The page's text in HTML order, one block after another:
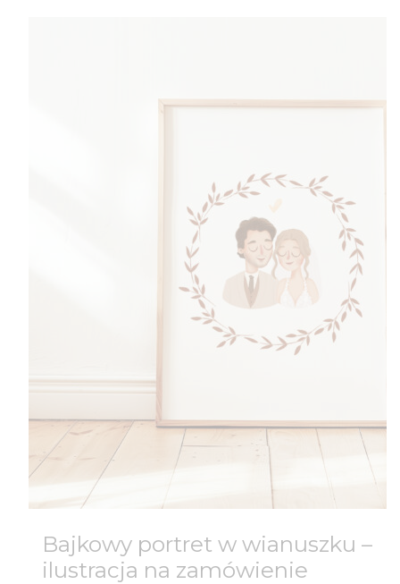
Bajkowy portret w wianuszku –
ilustracja na zamówienie